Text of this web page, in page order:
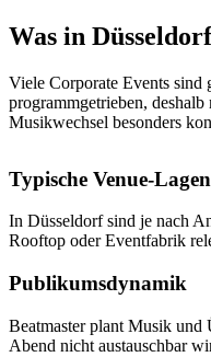
Was in
Viele Corporate Events sind
programmgetrieben,
Musikwechsel besonders
Typische Venue-Lagen
In Düsseldorf sind je nach
Rooftop oder Eventfabrik
Publikumsdynamik
Beatmaster plant Musik und
Abend nicht austauschbar